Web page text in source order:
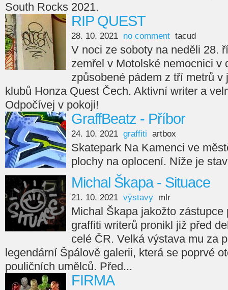
South Rocks 2021.
RIP QUEST
28. 10. 2021 no comment tacud
V noci ze soboty na neděli 28.
zemřel v Motolské nemocnici v
způsobené pádem z tří metrů v
klubů Honza Quest Čech. Aktivní writer a
Odpočívej v pokoji!
GraffBeatz - Příbor
24. 10. 2021 graffiti artbox
Skatepark Na Kamenci ve
plochy na oplocení. Níže je
Michal Škapa - Situace
21. 10. 2021 výstavy mlr
Michal Škapa jakožto
graffiti writerů pronikl již před
celé ČR. Velká výstava mu za
legendární Špálově galerii, která se poprvé
pouličních umělců. Před...
FIRMA